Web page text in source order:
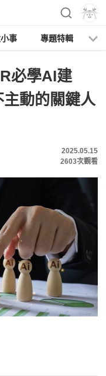
事 專題特輯
必學AI建
主動的關鍵人
2025.05.15
2603次觀看